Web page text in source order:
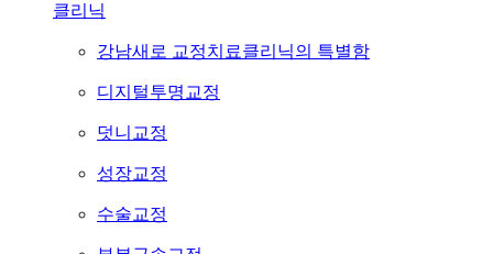
클리닉
강남새로 교정치료클리닉의 특별함
디지털투명교정
덧니교정
성장교정
수술교정